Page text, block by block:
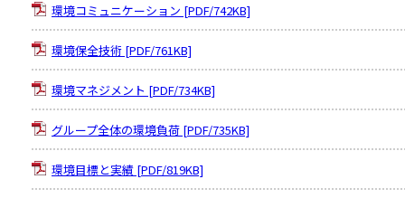
環境コミュニケーション [PDF/742KB]
環境保全技術 [PDF/761KB]
環境マネジメント [PDF/734KB]
グループ全体の環境負荷 [PDF/735KB]
環境目標と実績 [PDF/819KB]